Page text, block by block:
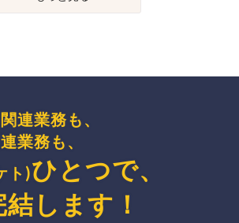
連業務も、
業務も、
ト)ひとつで、
結 します ！